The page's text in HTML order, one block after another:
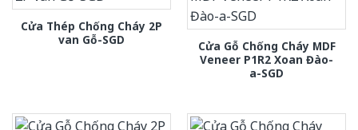
Cửa Thép Chống Cháy 2P
van Gỗ-SGD
Cửa Gỗ Chống Cháy MDF
Veneer P1R2 Xoan Đào-
a-SGD